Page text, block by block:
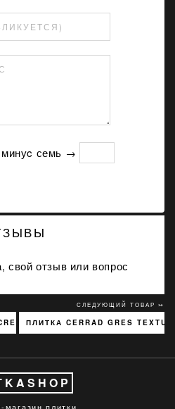
минуc семь →
свой отзыв или вопрос
3768 15X45
СЛЕДУЮЩИЙ ТОВАР ↣
ПЛИТКА CERRAD GRES